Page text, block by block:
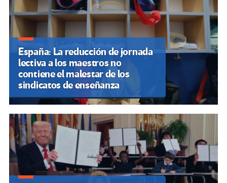
España: La reducción de jornada
lectiva a los maestros no
contiene el malestar de los
sindicatos de enseñanza